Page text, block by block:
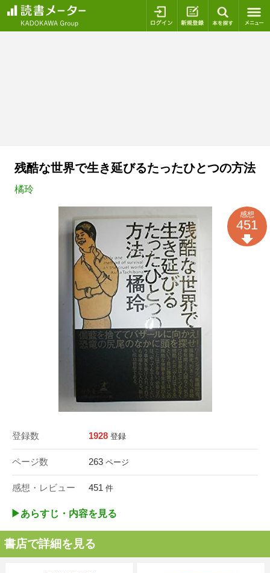
ログイン 新規登録
残酷な世界で生き延びるたったひとつの方法
橘玲
登録数 1928 登録
ページ数 263 ページ
感想・レビュー 451 件
感想
451
▶︎あらすじ・内容を見る
書店で詳細を見る